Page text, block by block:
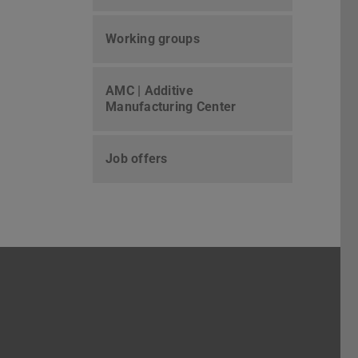
Working groups
AMC | Additive
Manufacturing Center
Job offers